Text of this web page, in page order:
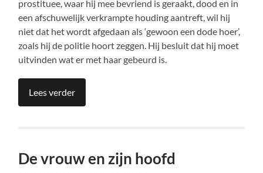
prostituee, waar hij mee bevriend is geraakt, dood en in
een afschuwelijk verkrampte houding aantreft, wil hij
niet dat het wordt afgedaan als ‘gewoon een dode hoer’,
zoals hij de politie hoort zeggen. Hij besluit dat hij moet
uitvinden wat er met haar gebeurd is.
Lees verder
De vrouw en zijn hoofd